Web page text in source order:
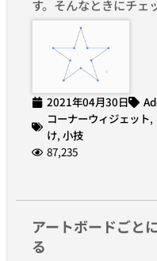
す。そんなときにチェ
2021年04月30日
コーナーウィジェット,
け, 小技
87,235
アートボードごと
る